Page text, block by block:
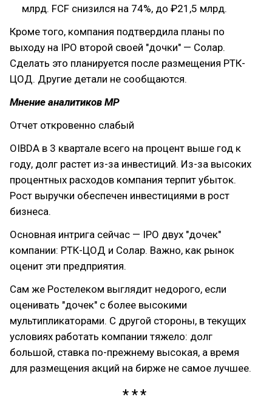
млрд. FCF снизился на 74%, до ₽21,5 млрд.
Кроме того, компания подтвердила планы по
выходу на IPO второй своей "дочки" — Солар.
Сделать это планируется после размещения РТК-
ЦОД. Другие детали не сообщаются.
Мнение аналитиков МР
Отчет откровенно слабый
OIBDA в 3 квартале всего на процент выше год к
году, долг растет из-за инвестиций. Из-за высоких
процентных расходов компания терпит убыток.
Рост выручки обеспечен инвестициями в рост
бизнеса.
Основная интрига сейчас — IPO двух "дочек"
компании: РТК-ЦОД и Солар. Важно, как рынок
оценит эти предприятия.
Сам же Ростелеком выглядит недорого, если
оценивать "дочек" с более высокими
мультипликаторами. С другой стороны, в текущих
условиях работать компании тяжело: долг
большой, ставка по-прежнему высокая, а время
для размещения акций на бирже не самое лучшее.